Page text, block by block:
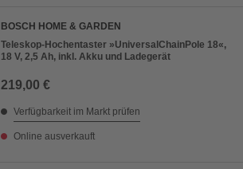
BOSCH HOME & GARDEN
Teleskop-Hochentaster »UniversalChainPole 18«,
18 V, 2,5 Ah, inkl. Akku und Ladegerät
219,00 €
Verfügbarkeit im Markt prüfen
Online ausverkauft